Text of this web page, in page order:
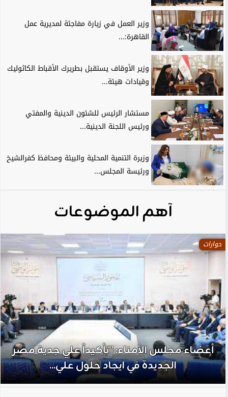
وزير العمل في زيارة مفاجئة لمديرية عمل
القاهرة:...
وزير الأوقاف يستقبل بطريرك الأقباط الكاثوليك
وقيادات هيئة...
مستشار الرئيس للشئون الدينية والمفتي
ورئيس اللجنة الدينية...
وزيرة التنمية المحلية والبيئة ومحافظ كفرالشيخ
ورئيسة المجلس...
آهم الموضوعات
حوارات
أعضاء مجلس الأمناء: ”تأكيداً علي جدية مصر
الجديدة في ايجاد حلول علي...